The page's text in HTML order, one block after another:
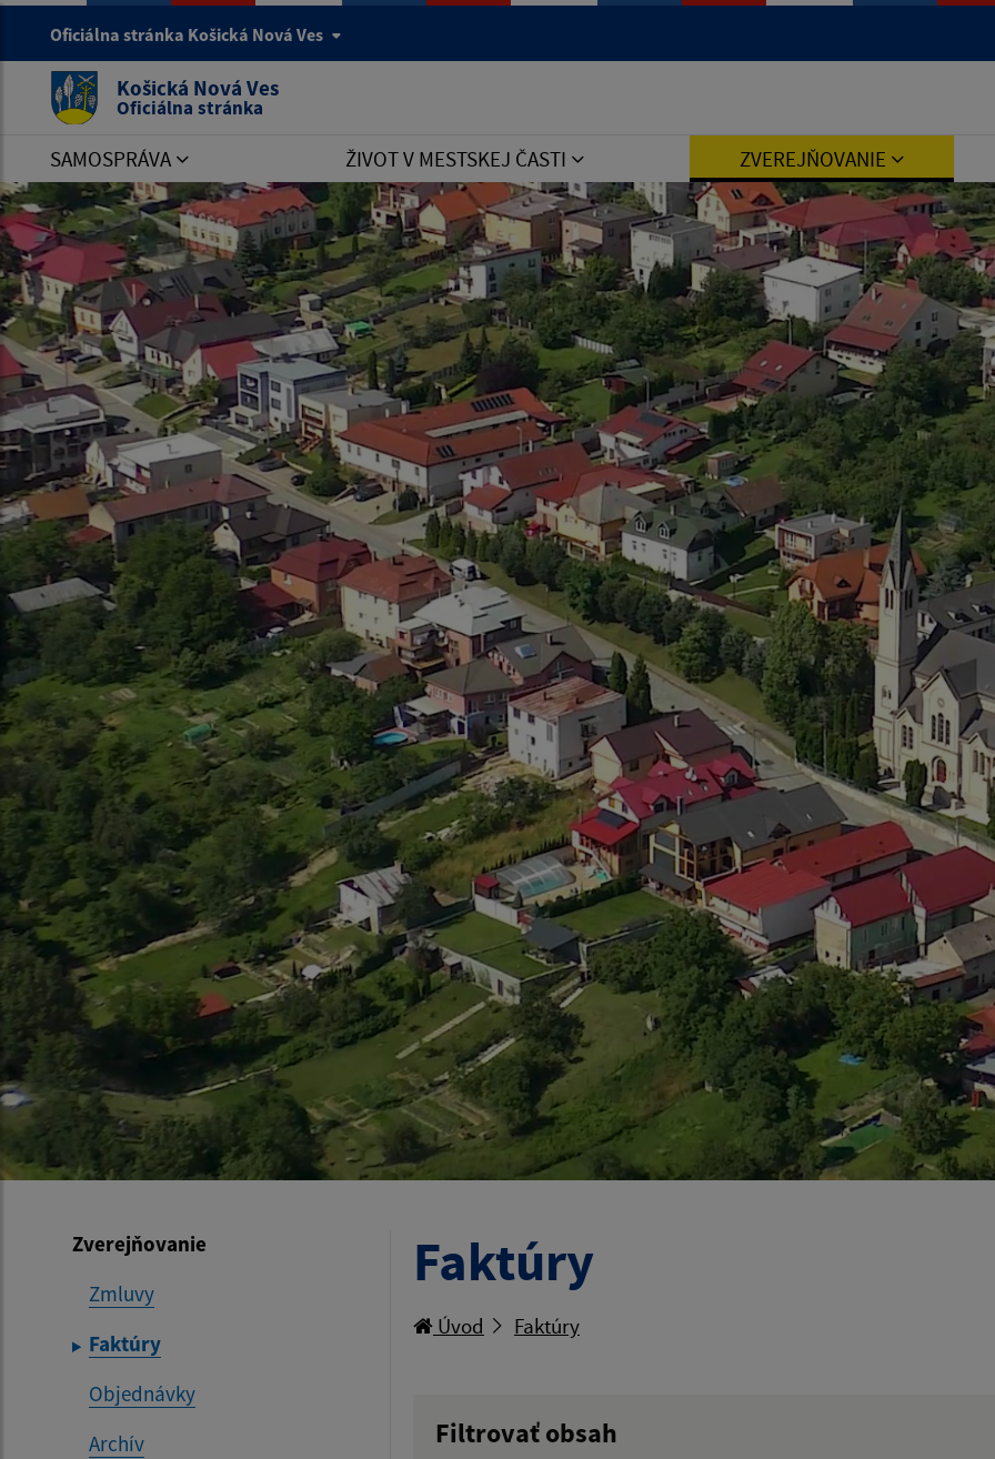
Oficiálna stránka Košická Nová Ves
Košická Nová Ves
Oficiálna stránka
SAMOSPRÁVA ŽIVOT V MESTSKEJ ČASTI ZVEREJŇOVANIE
Zverejňovanie
Zmluvy
Faktúry
Objednávky
Archív
Faktúry
Úvod Faktúry
Filtrovať obsah